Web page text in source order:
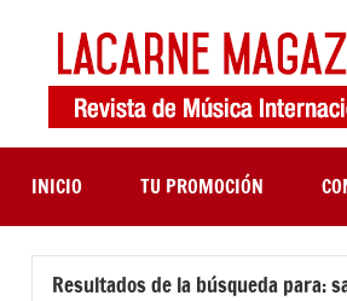
contenido
INICIO TU PROMOCIÓN
Resultados de la búsqueda para: